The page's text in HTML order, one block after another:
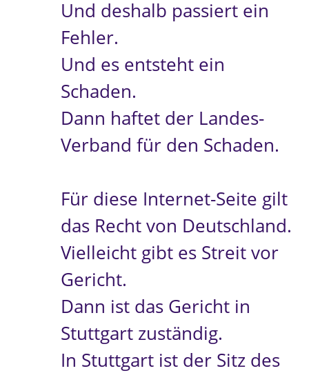
Und deshalb passiert ein
Fehler.
Und es entsteht ein
Schaden.
Dann haftet der Landes-
Verband für den Schaden.
Für diese Internet-Seite gilt
das Recht von Deutschland.
Vielleicht gibt es Streit vor
Gericht.
Dann ist das Gericht in
Stuttgart zuständig.
In Stuttgart ist der Sitz des